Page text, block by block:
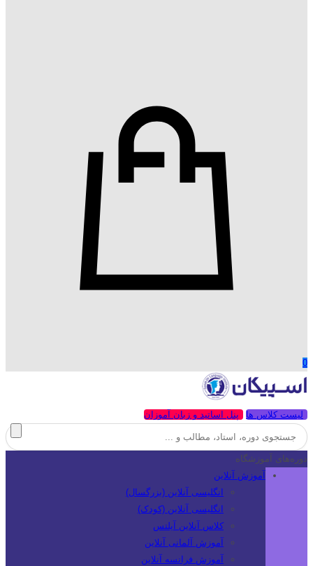
0
لیست کلاس ها پنل اساتید و زبان آموزان
دوره‌های آموزشگاه
آموزش آنلاین
انگلیسی آنلاین (بزرگسال)
انگلیسی آنلاین (کودک)
کلاس آنلاین آیلتس
آموزش آلمانی آنلاین
آموزش فرانسه آنلاین